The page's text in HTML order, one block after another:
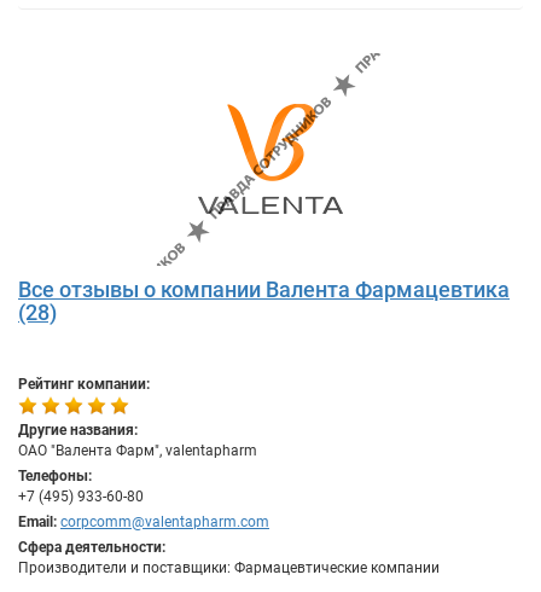
Все отзывы о компании Валента Фармацевтика
(28)
Рейтинг компании:
Другие названия:
ОАО "Валента Фарм", valentapharm
Телефоны:
+7 (495) 933-60-80
Email: corpcomm@valentapharm.com
Сфера деятельности:
Производители и поставщики: Фармацевтические компании